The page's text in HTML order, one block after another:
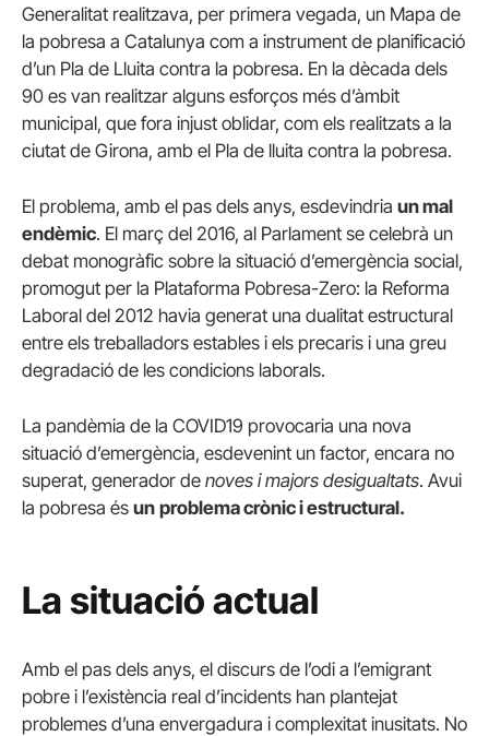
Generalitat realitzava, per primera vegada, un Mapa de
la pobresa a Catalunya com a instrument de planificació
d’un Pla de Lluita contra la pobresa. En la dècada dels
90 es van realitzar alguns esforços més d’àmbit
municipal, que fora injust oblidar, com els realitzats a la
ciutat de Girona, amb el Pla de lluita contra la pobresa.
El problema, amb el pas dels anys, esdevindria un mal
endèmic. El març del 2016, al Parlament se celebrà un
debat monogràfic sobre la situació d’emergència social,
promogut per la Plataforma Pobresa-Zero: la Reforma
Laboral del 2012 havia generat una dualitat estructural
entre els treballadors estables i els precaris i una greu
degradació de les condicions laborals.
La pandèmia de la COVID19 provocaria una nova
situació d’emergència, esdevenint un factor, encara no
superat, generador de noves i majors desigualtats. Avui
la pobresa és un problema crònic i estructural.
La situació actual
Amb el pas dels anys, el discurs de l’odi a l’emigrant
pobre i l’existència real d’incidents han plantejat
problemes d’una envergadura i complexitat inusitats. No